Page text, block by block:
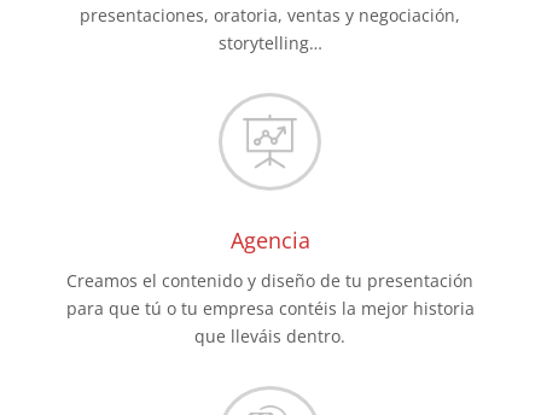
presentaciones, oratoria, ventas y negociación,
storytelling…
Agencia
Creamos el contenido y diseño de tu presentación
para que tú o tu empresa contéis la mejor historia
que lleváis dentro.